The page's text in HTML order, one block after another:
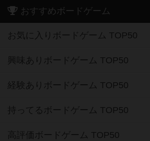
おすすめボードゲーム
お気に入りボードゲーム TOP50
興味ありボードゲーム TOP50
経験ありボードゲーム TOP50
持ってるボードゲーム TOP50
高評価ボードゲーム TOP50